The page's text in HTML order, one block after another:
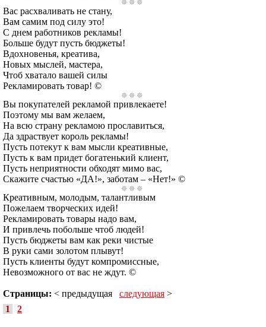
Вас расхваливать не стану,
Вам самим под силу это!
С днем работников рекламы!
Больше будут пусть бюджеты!
Вдохновенья, креатива,
Новых мыслей, мастера,
Чтоб хватало вашей силы
Рекламировать товар! ©
Вы покупателей рекламой привлекаете!
Поэтому мы вам желаем,
На всю страну рекламою прославиться,
Да здраствует король рекламы!
Пусть потекут к вам мысли креативные,
Пусть к вам придет богатенький клиент,
Пусть неприятности обходят мимо вас,
Скажите счастью «ДА!», заботам – «Нет!» ©
Креативным, молодым, талантливым
Пожелаем творческих идей!
Рекламировать товары надо вам,
И привлечь побольше чтоб людей!
Пусть бюджеты вам как реки чистые
В руки сами золотом плывут!
Пусть клиенты будут компромиссные,
Невозможного от вас не ждут. ©
Страницы: < предыдущая следующая >
1
2